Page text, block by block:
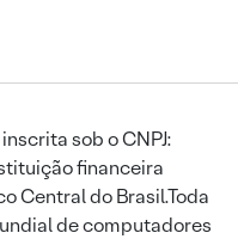
sob o CNPJ:
financeira
Central do Brasil.Toda
de computadores